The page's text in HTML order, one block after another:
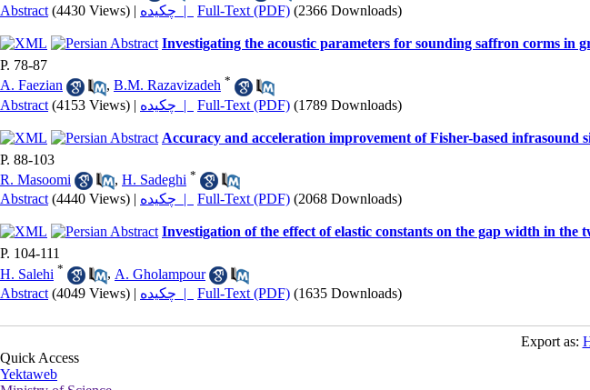
Abstract (4430 Views) | چکیده | Full-Text (PDF) (2366 Downloads)
Investigating the acoustic parameters for sounding saffron corms in
P. 78-87
A. Faezian
, B.M. Razavizadeh *
Abstract (4153 Views) | چکیده | Full-Text (PDF) (1789 Downloads)
Accuracy and acceleration improvement of Fisher-based infrasound
P. 88-103
R. Masoomi
, H. Sadeghi *
Abstract (4440 Views) | چکیده | Full-Text (PDF) (2068 Downloads)
Investigation of the effect of elastic constants on the gap width in
P. 104-111
H. Salehi * , A. Gholampour
Abstract (4049 Views) | چکیده | Full-Text (PDF) (1635 Downloads)
Export as:
Quick Access
Yektaweb